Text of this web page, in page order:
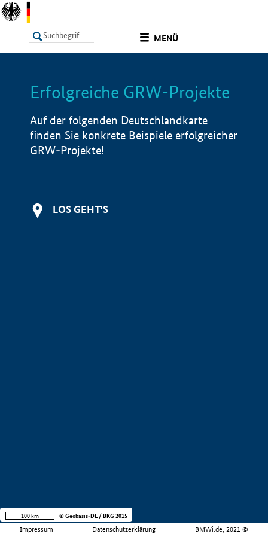
MENÜ
LISTE Info
Erfolgreiche GRW-Projekte
Auf der folgenden Deutschlandkarte
finden Sie konkrete Beispiele erfolgreicher
GRW-Projekte!
LOS GEHT'S
Impressum Datenschutzerklärung BMWi.de, 2021 ©
100 km © Geobasis-DE / BKG 2015